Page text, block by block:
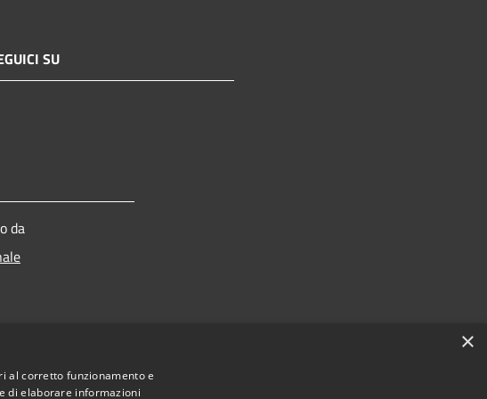
SU
da
×
al corretto funzionamento e
di elaborare informazioni